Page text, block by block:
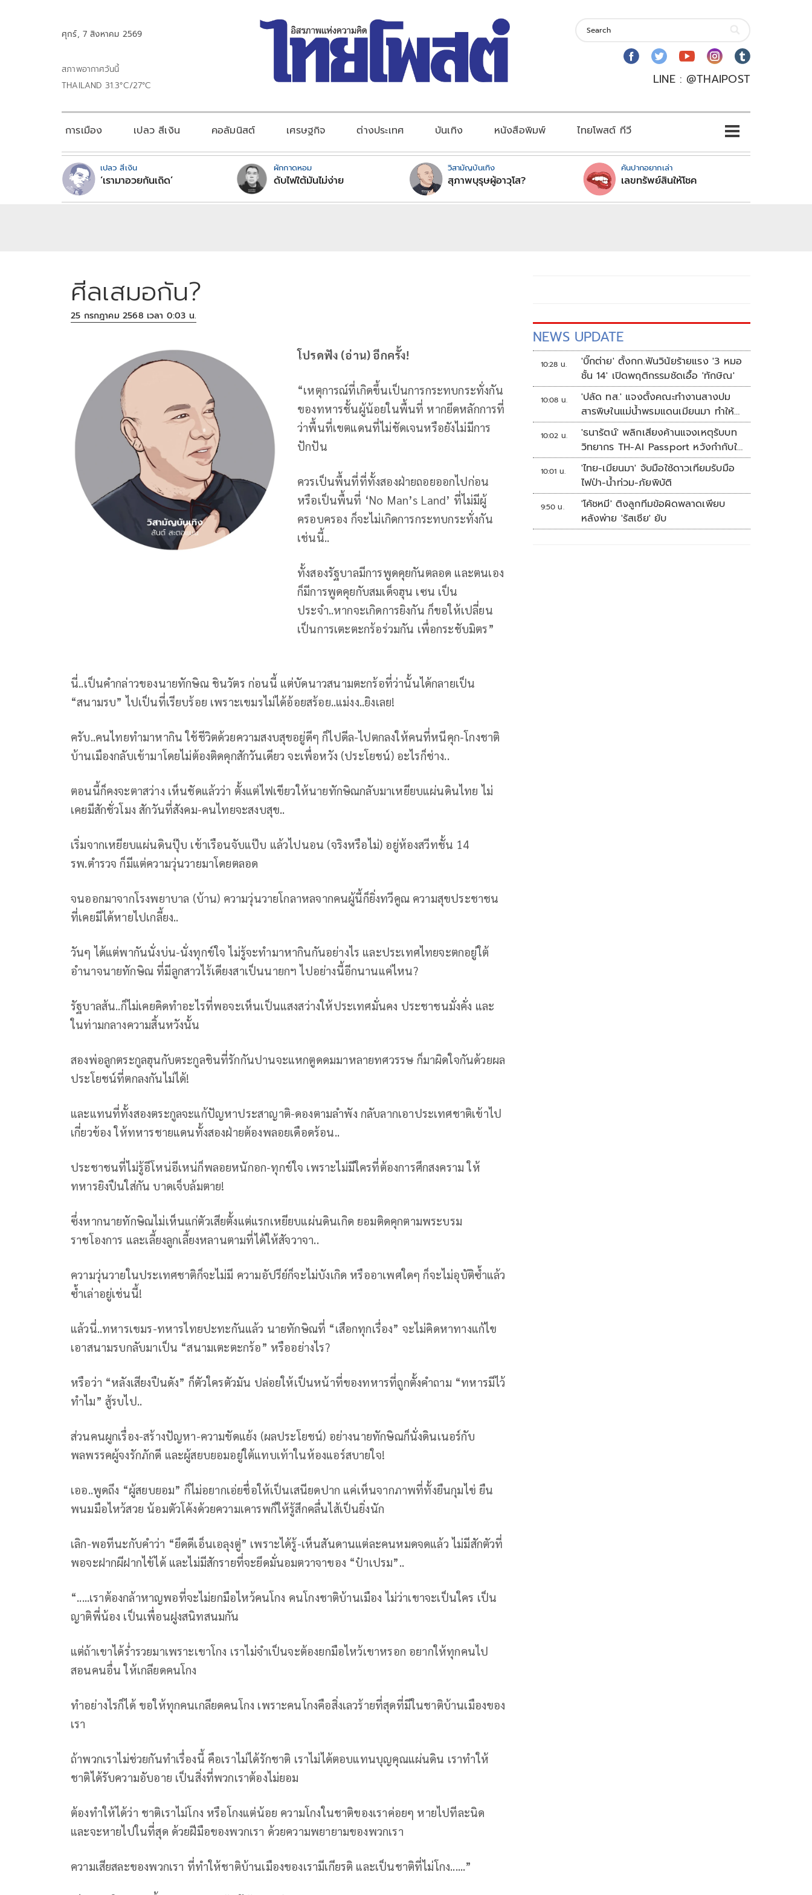
ศุกร์, 7 สิงหาคม 2569
สภาพอากาศวันนี้
THAILAND 31.3°C/27°C
LINE : @THAIPOST
การเมือง เปลว สีเงิน คอลัมนิสต์ เศรษฐกิจ ต่างประเทศ บันเทิง หนังสือพิมพ์ ไทยโพสต์ ทีวี
เปลว สีเงิน
‘เรามาอวยกันเถิด’
ผักกาดหอม
ดับไฟใต้มันไม่ง่าย
วิสามัญบันเทิง
สุภาพบุรุษผู้อาวุโส?
คันปากอยากเล่า
เลขทรัพย์สินให้โชค
ศีลเสมอกัน?
25 กรกฎาคม 2568 เวลา 0:03 น.
โปรดฟัง (อ่าน) อีกครั้ง!
“เหตุการณ์ที่เกิดขึ้นเป็นการกระทบกระทั่งกัน
ของทหารชั้นผู้น้อยในพื้นที่ หากยึดหลักการที่
ว่าพื้นที่เขตแดนที่ไม่ชัดเจนหรือยังไม่มีการ
ปักปัน
ควรเป็นพื้นที่ที่ทั้งสองฝ่ายถอยออกไปก่อน
หรือเป็นพื้นที่ ‘No Man’s Land’ ที่ไม่มีผู้
ครอบครอง ก็จะไม่เกิดการกระทบกระทั่งกัน
เช่นนี้..
ทั้งสองรัฐบาลมีการพูดคุยกันตลอด และตนเอง
ก็มีการพูดคุยกับสมเด็จฮุน เซน เป็น
ประจำ..หากจะเกิดการยิงกัน ก็ขอให้เปลี่ยน
เป็นการเตะตะกร้อร่วมกัน เพื่อกระชับมิตร”
นี่..เป็นคำกล่าวของนายทักษิณ ชินวัตร ก่อนนี้ แต่บัดนาวสนามตะกร้อที่ว่านั้นได้กลายเป็น
“สนามรบ” ไปเป็นที่เรียบร้อย เพราะเขมรไม่ได้อ้อยสร้อย..แม่งง..ยิงเลย!
ครับ..คนไทยทำมาหากิน ใช้ชีวิตด้วยความสงบสุขอยู่ดีๆ ก็ไปดีล-ไปตกลงให้คนที่หนีคุก-โกงชาติ
บ้านเมืองกลับเข้ามาโดยไม่ต้องติดคุกสักวันเดียว จะเพื่อหวัง (ประโยชน์) อะไรก็ช่าง..
ตอนนี้ก็คงจะตาสว่าง เห็นชัดแล้วว่า ตั้งแต่ไฟเขียวให้นายทักษิณกลับมาเหยียบแผ่นดินไทย ไม่
เคยมีสักชั่วโมง สักวันที่สังคม-คนไทยจะสงบสุข..
เริ่มจากเหยียบแผ่นดินปุ๊บ เข้าเรือนจับแป๊บ แล้วไปนอน (จริงหรือไม่) อยู่ห้องสวีทชั้น 14
รพ.ตำรวจ ก็มีแต่ความวุ่นวายมาโดยตลอด
จนออกมาจากโรงพยาบาล (บ้าน) ความวุ่นวายโกลาหลจากคนผู้นี้ก็ยิ่งทวีคูณ ความสุขประชาชน
ที่เคยมีได้หายไปเกลี้ยง..
วันๆ ได้แต่พากันนั่งบ่น-นั่งทุกข์ใจ ไม่รู้จะทำมาหากินกันอย่างไร และประเทศไทยจะตกอยู่ใต้
อำนาจนายทักษิณ ที่มีลูกสาวไร้เดียงสาเป็นนายกฯ ไปอย่างนี้อีกนานแค่ไหน?
รัฐบาลส้น..ก็ไม่เคยคิดทำอะไรที่พอจะเห็นเป็นแสงสว่างให้ประเทศมั่นคง ประชาชนมั่งคั่ง และ
ในท่ามกลางความสิ้นหวังนั้น
สองพ่อลูกตระกูลฮุนกับตระกูลชินที่รักกันปานจะแหกตูดดมมาหลายทศวรรษ ก็มาผิดใจกันด้วยผล
ประโยชน์ที่ตกลงกันไม่ได้!
และแทนที่ทั้งสองตระกูลจะแก้ปัญหาประสาญาติ-ดองตามลำพัง กลับลากเอาประเทศชาติเข้าไป
เกี่ยวข้อง ให้ทหารชายแดนทั้งสองฝ่ายต้องพลอยเดือดร้อน..
ประชาชนที่ไม่รู้อีโหน่อีเหน่ก็พลอยหนักอก-ทุกข์ใจ เพราะไม่มีใครที่ต้องการศึกสงคราม ให้
ทหารยิงปืนใส่กัน บาดเจ็บล้มตาย!
ซึ่งหากนายทักษิณไม่เห็นแก่ตัวเสียตั้งแต่แรกเหยียบแผ่นดินเกิด ยอมติดคุกตามพระบรม
ราชโองการ และเลี้ยงลูกเลี้ยงหลานตามที่ได้ให้สัจวาจา..
ความวุ่นวายในประเทศชาติก็จะไม่มี ความอัปรีย์ก็จะไม่บังเกิด หรืออาเพศใดๆ ก็จะไม่อุบัติซ้ำแล้ว
ซ้ำเล่าอยู่เช่นนี้!
แล้วนี่..ทหารเขมร-ทหารไทยปะทะกันแล้ว นายทักษิณที่ “เสือกทุกเรื่อง” จะไม่คิดหาทางแก้ไข
เอาสนามรบกลับมาเป็น “สนามเตะตะกร้อ” หรืออย่างไร?
หรือว่า “หลังเสียงปืนดัง” ก็ตัวใครตัวมัน ปล่อยให้เป็นหน้าที่ของทหารที่ถูกตั้งคำถาม “ทหารมีไว้
ทำไม” สู้รบไป..
ส่วนคนผูกเรื่อง-สร้างปัญหา-ความขัดแย้ง (ผลประโยชน์) อย่างนายทักษิณก็นั่งดินเนอร์กับ
พลพรรคผู้จงรักภักดี และผู้สยบยอมอยู่ใต้แทบเท้าในห้องแอร์สบายใจ!
เออ..พูดถึง “ผู้สยบยอม” ก็ไม่อยากเอ่ยชื่อให้เป็นเสนียดปาก แค่เห็นจากภาพที่ทั้งยืนกุมไข่ ยืน
พนมมือไหว้สวย น้อมตัวโค้งด้วยความเคารพก็ให้รู้สึกคลื่นไส้เป็นยิ่งนัก
เลิก-พอทีนะกับคำว่า “ยึดดีเอ็นเอลุงตู่” เพราะได้รู้-เห็นสันดานแต่ละคนหมดจดแล้ว ไม่มีสักตัวที่
พอจะฝากผีฝากไข้ได้ และไม่มีสักรายที่จะยึดมั่นอมตวาจาของ “ป๋าเปรม”..
“.....เราต้องกล้าหาญพอที่จะไม่ยกมือไหว้คนโกง คนโกงชาติบ้านเมือง ไม่ว่าเขาจะเป็นใคร เป็น
ญาติพี่น้อง เป็นเพื่อนฝูงสนิทสนมกัน
แต่ถ้าเขาได้ร่ำรวยมาเพราะเขาโกง เราไม่จำเป็นจะต้องยกมือไหว้เขาหรอก อยากให้ทุกคนไป
สอนคนอื่น ให้เกลียดคนโกง
ทำอย่างไรก็ได้ ขอให้ทุกคนเกลียดคนโกง เพราะคนโกงคือสิ่งเลวร้ายที่สุดที่มีในชาติบ้านเมืองของ
เรา
ถ้าพวกเราไม่ช่วยกันทำเรื่องนี้ คือเราไม่ได้รักชาติ เราไม่ได้ตอบแทนบุญคุณแผ่นดิน เราทำให้
ชาติได้รับความอับอาย เป็นสิ่งที่พวกเราต้องไม่ยอม
ต้องทำให้ได้ว่า ชาติเราไม่โกง หรือโกงแต่น้อย ความโกงในชาติของเราค่อยๆ หายไปทีละนิด
และจะหายไปในที่สุด ด้วยฝีมือของพวกเรา ด้วยความพยายามของพวกเรา
ความเสียสละของพวกเรา ที่ทำให้ชาติบ้านเมืองของเรามีเกียรติ และเป็นชาติที่ไม่โกง......”
NEWS UPDATE
10:28 น.
'บิ๊กต่าย' ตั้งกก.ฟันวินัยร้ายแรง '3 หมอ
ชั้น 14' เปิดพฤติกรรมชัดเอื้อ 'ทักษิณ'
10:08 น.
'ปลัด ทส.' แจงตั้งคณะทำงานสางปม
สารพิษในแม่น้ำพรมแดนเมียนมา ทำให้
แก้ปัญหารวดเร็ว
10:02 น.
'ธนารัตน์' พลิกเสียงค้านแจงเหตุรับบท
วิทยากร TH-AI Passport หวังกำกับใช้
งบเหมาะสม ชูจุดเด่นคนไทยได้ใช้ AI
ระดับโปร ลดเหลื่อมล้ำทางเทคโนโลยี
เซฟงบไปกว่า900ล้าน เชื่อหากใช้เต็มที่
เอกชนขาดทุนย่อยยับ
10:01 น.
'ไทย-เมียนมา' จับมือใช้ดาวเทียมรับมือ
ไฟป่า-น้ำท่วม-ภัยพิบัติ
9:50 น.
'โค้ชหมี' ติงลูกทีมข้อผิดพลาดเพียบ
หลังพ่าย 'รัสเซีย' ยับ